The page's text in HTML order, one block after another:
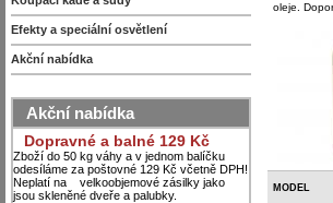
Efekty a speciální osvětlení
Akční nabídka
Akční nabídka
Dopravné a balné 129 Kč
Zboží do 50 kg váhy a v jednom balíčku
odesíláme za poštovné 129 Kč včetně DPH!
Neplatí na velkoobjemové zásilky jako
jsou skleněné dveře a palubky.
oleje.
MODEL